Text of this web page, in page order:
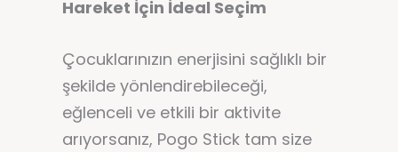
Hareket İçin İdeal Seçim
Çocuklarınızın enerjisini sağlıklı bir
şekilde yönlendirebileceği,
eğlenceli ve etkili bir aktivite
arıyorsanız, Pogo Stick tam size